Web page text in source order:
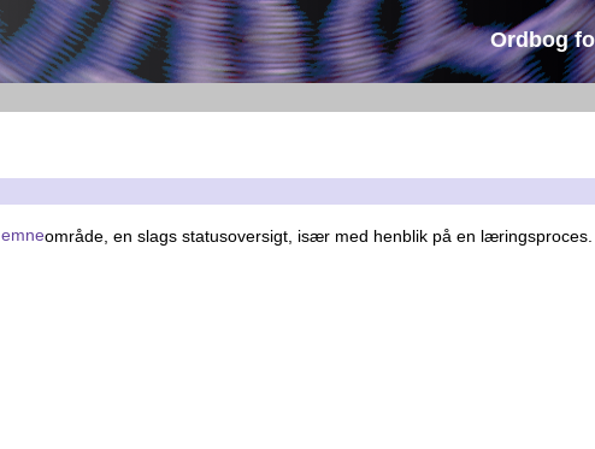
Ordbog
emneområde, en slags statusoversigt, især med henblik på en læringsproces.